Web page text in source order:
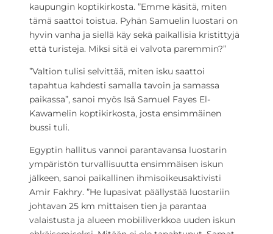
kaupungin koptikirkosta. ”Emme käsitä, miten
tämä saattoi toistua. Pyhän Samuelin luostari on
hyvin vanha ja siellä käy sekä paikallisia kristittyjä
että turisteja. Miksi sitä ei valvota paremmin?”
”Valtion tulisi selvittää, miten isku saattoi
tapahtua kahdesti samalla tavoin ja samassa
paikassa”, sanoi myös Isä Samuel Fayes El-
Kawamelin koptikirkosta, josta ensimmäinen
bussi tuli.
Egyptin hallitus vannoi parantavansa luostarin
ympäristön turvallisuutta ensimmäisen iskun
jälkeen, sanoi paikallinen ihmisoikeusaktivisti
Amir Fakhry. ”He lupasivat päällystää luostariin
johtavan 25 km mittaisen tien ja parantaa
valaistusta ja alueen mobiiliverkkoa uuden iskun